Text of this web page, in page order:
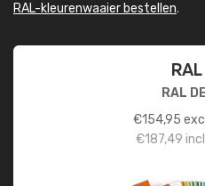
RAL-kleurenwaaier bestellen.
RAL
€154,95
€187,49